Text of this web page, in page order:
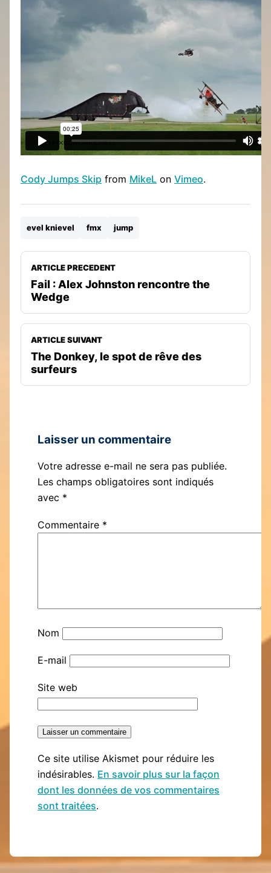
Cody Jumps Skip from MikeL on Vimeo.
evel knievel fmx jump
ARTICLE PRECEDENT
Fail : Alex Johnston rencontre the
Wedge
ARTICLE SUIVANT
The Donkey, le spot de rêve des
surfeurs
Laisser un commentaire
Votre adresse e-mail ne sera pas publiée.
Les champs obligatoires sont indiqués
avec *
Commentaire *
Nom
E-mail
Site web
Ce site utilise Akismet pour réduire les
indésirables. En savoir plus sur la façon
dont les données de vos commentaires
sont traitées.